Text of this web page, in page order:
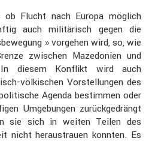
Flucht nach Europa möglich
auch militä­risch gegen die
» vorgehen wird, so, wie
zwischen Mazedo­nien und
In diesem Konflikt wird auch
völki­schen Vorstel­lungen des
Agenda bestimmen oder
Umgebungen zurück­ge­drängt
sie sich in weiten Teilen des
nicht heraus­trauen konnten. Es